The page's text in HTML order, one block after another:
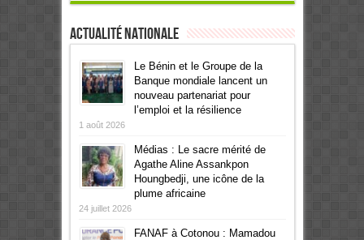
Actualité Nationale
Le Bénin et le Groupe de la
Banque mondiale lancent un
nouveau partenariat pour
l’emploi et la résilience
1 août 2026
Médias : Le sacre mérité de
Agathe Aline Assankpon
Houngbedji, une icône de la
plume africaine
24 juillet 2026
FANAF à Cotonou : Mamadou